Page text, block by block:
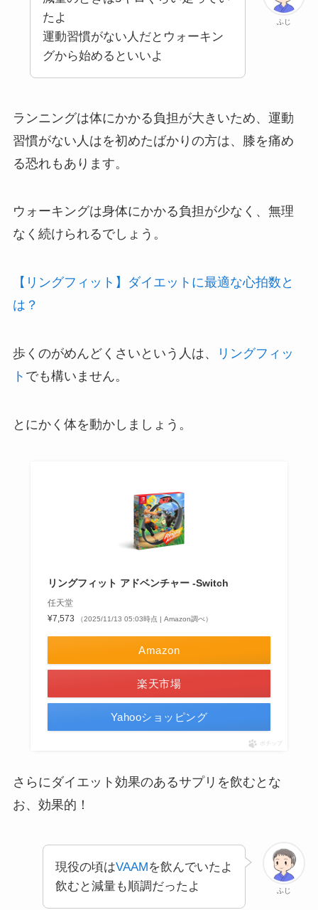
ふじ
たよ
運動習慣がない人だとウォーキン
グから始めるといいよ
ランニングは体にかかる負担が大きいため、運動
習慣がない人はを初めたばかりの方は、膝を痛め
る恐れもあります。
ウォーキングは身体にかかる負担が少なく、無理
なく続けられるでしょう。
【リングフィット】ダイエットに最適な心拍数と
は？
歩くのがめんどくさいという人は、
リングフィッ
ト でも構いません。
とにかく体を動かしましょう。
リングフィット アドベンチャー -Switch
任天堂
¥7,573
（2025/11/13 05:03時点 | Amazon調べ）
Amazon
楽天市場
Yahooショッピング
ポチップ
さらにダイエット効果のあるサプリを飲むとな
お、効果的！
ふじ
現役の頃はVAAMを飲んでいたよ
飲むと減量も順調だったよ